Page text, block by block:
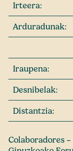
Irteera:
Arduradunak:
Iraupena:
Desnibelak:
Distantzia:
Colaboradores